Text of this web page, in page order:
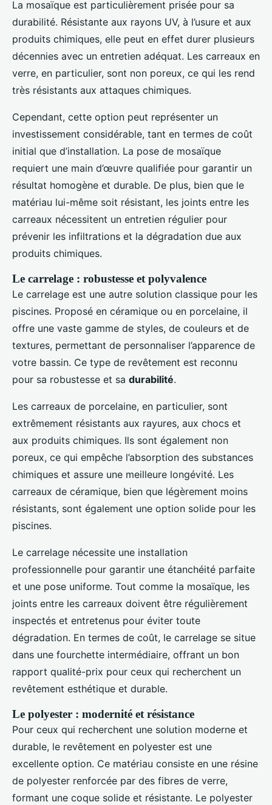
La mosaïque est particulièrement prisée pour sa
durabilité. Résistante aux rayons UV, à l’usure et aux
produits chimiques, elle peut en effet durer plusieurs
décennies avec un entretien adéquat. Les carreaux en
verre, en particulier, sont non poreux, ce qui les rend
très résistants aux attaques chimiques.
Cependant, cette option peut représenter un
investissement considérable, tant en termes de coût
initial que d’installation. La pose de mosaïque
requiert une main d’œuvre qualifiée pour garantir un
résultat homogène et durable. De plus, bien que le
matériau lui-même soit résistant, les joints entre les
carreaux nécessitent un entretien régulier pour
prévenir les infiltrations et la dégradation due aux
produits chimiques.
Le carrelage : robustesse et polyvalence
Le carrelage est une autre solution classique pour les
piscines. Proposé en céramique ou en porcelaine, il
offre une vaste gamme de styles, de couleurs et de
textures, permettant de personnaliser l’apparence de
votre bassin. Ce type de revêtement est reconnu
pour sa robustesse et sa durabilité.
Les carreaux de porcelaine, en particulier, sont
extrêmement résistants aux rayures, aux chocs et
aux produits chimiques. Ils sont également non
poreux, ce qui empêche l’absorption des substances
chimiques et assure une meilleure longévité. Les
carreaux de céramique, bien que légèrement moins
résistants, sont également une option solide pour les
piscines.
Le carrelage nécessite une installation
professionnelle pour garantir une étanchéité parfaite
et une pose uniforme. Tout comme la mosaïque, les
joints entre les carreaux doivent être régulièrement
inspectés et entretenus pour éviter toute
dégradation. En termes de coût, le carrelage se situe
dans une fourchette intermédiaire, offrant un bon
rapport qualité-prix pour ceux qui recherchent un
revêtement esthétique et durable.
Le polyester : modernité et résistance
Pour ceux qui recherchent une solution moderne et
durable, le revêtement en polyester est une
excellente option. Ce matériau consiste en une résine
de polyester renforcée par des fibres de verre,
formant une coque solide et résistante. Le polyester